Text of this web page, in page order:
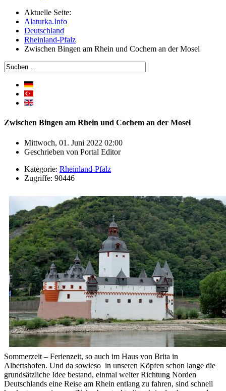
Aktuelle Seite:
Alaturka.Info
Deutschland
Rheinland-Pfalz
Zwischen Bingen am Rhein und Cochem an der Mosel
Zwischen Bingen am Rhein und Cochem an der Mosel
Mittwoch, 01. Juni 2022 02:00
Geschrieben von Portal Editor
Kategorie: Rheinland-Pfalz
Zugriffe: 90446
Sommerzeit – Ferienzeit, so auch im Haus von Brita in
Albertshofen. Und da sowieso in unseren Köpfen schon lange die
grundsätzliche Idee bestand, einmal weiter Richtung Norden
Deutschlands eine Reise am Rhein entlang zu fahren, sind schnell